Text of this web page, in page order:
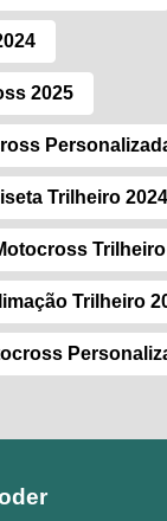
2025
Trilheiro
Trilheiro
Trilheiro